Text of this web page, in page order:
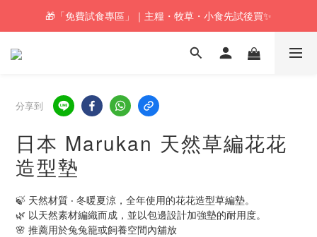
🚚訂單折實$350以上即可享本地包郵📦
🎁「免費試食專區」｜主糧・牧草・小食先試後買✨
🚚訂單折實$350以上即可享本地包郵📦
分享到
日本 Marukan 天然草編花花
造型墊
🍃 天然材質 ‧ 冬暖夏涼，全年使用的花花造型草編墊。
🌿 以天然素材編織而成，並以包邊設計加強墊的耐用度。
🌸 推薦用於兔兔籠或飼養空間內舖放